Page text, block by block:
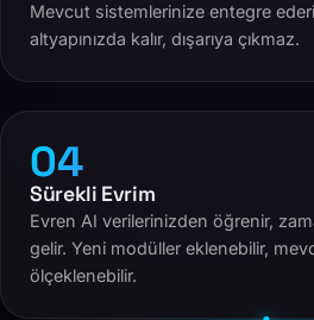
Mevcut sistemlerinize entegre
altyapınızda kalır, dışarıya çıkmaz.
04
Sürekli Evrim
Evren AI verilerinizden öğrenir,
gelir. Yeni modüller eklenebilir,
ölçeklenebilir.